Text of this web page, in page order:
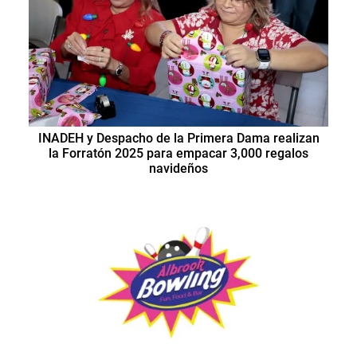
INADEH y Despacho de la Primera Dama realizan
la Forratón 2025 para empacar 3,000 regalos
navideños